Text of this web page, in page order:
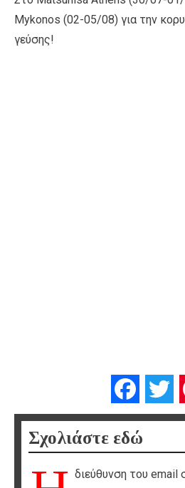
Mykonos (02-05/08) για την
γεύσης!
Σχολιάστε εδώ
διεύθυνση του email